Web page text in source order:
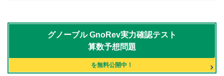
グノーブルGnoRev実力確認テスト
算数予想問題
を無料公開中！